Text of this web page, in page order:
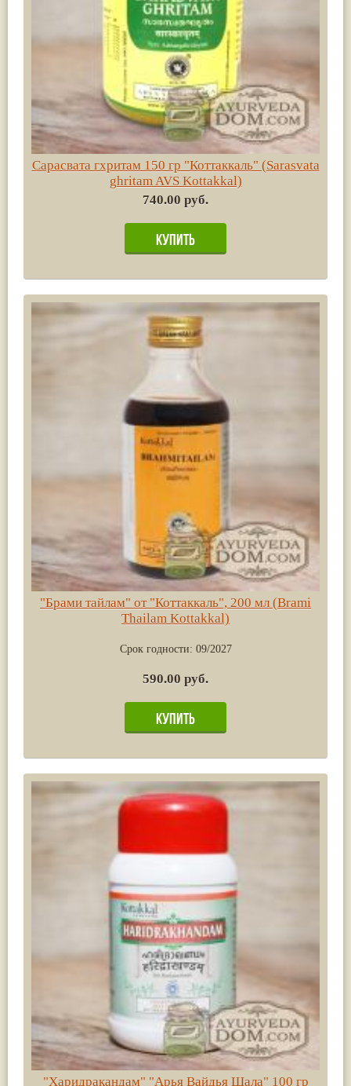
Сарасвата гхритам 150 гр "Коттаккаль" (Sarasvata
ghritam AVS Kottakkal)
740.00 руб.
"Брами тайлам" от "Коттаккаль", 200 мл (Brami
Thailam Kottakkal)
Срок годности: 09/2027
590.00 руб.
"Харидракандам" "Арья Вайдья Шала" 100 гр